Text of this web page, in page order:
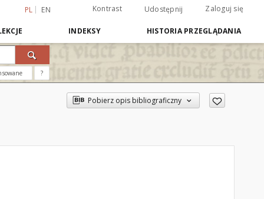
PL EN Kontrast Udostępnij Zaloguj się
INDEKSY HISTORIA PRZEGLĄDANIA
?
Pobierz opis bibliograficzny